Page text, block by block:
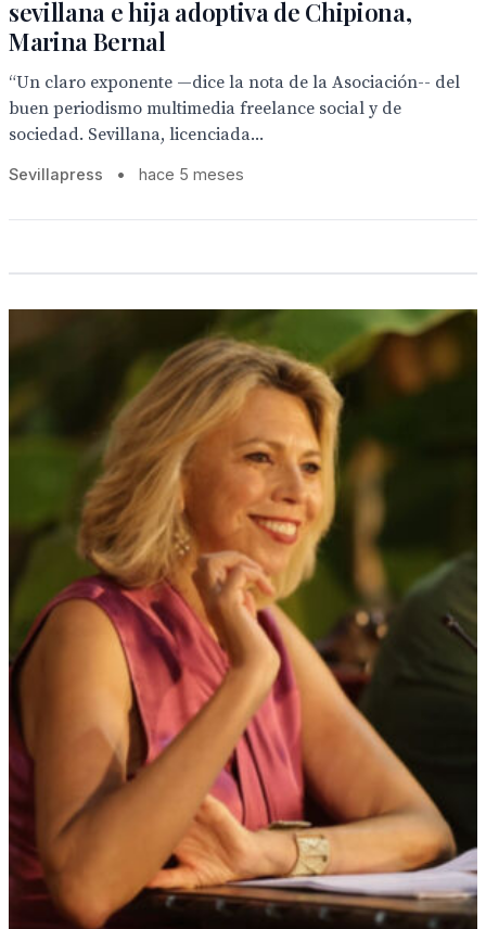
sevillana e hija adoptiva de Chipiona,
Marina Bernal
“Un claro exponente —dice la nota de la Asociación-- del
buen periodismo multimedia freelance social y de
sociedad. Sevillana, licenciada...
Sevillapress • hace 5 meses